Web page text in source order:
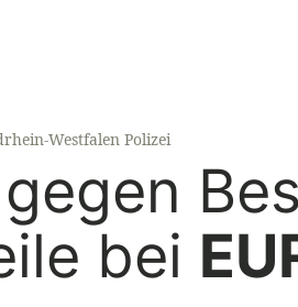
Westfalen Polizei
bei